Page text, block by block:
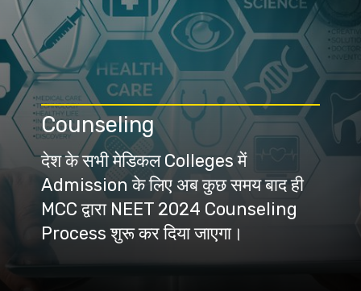
देश के सभी मेडिकल Colleges में
Admission के लिए अब कुछ समय बाद ही
MCC द्वारा NEET 2024 Counseling
Process शुरू कर दिया जाएगा।
Counseling